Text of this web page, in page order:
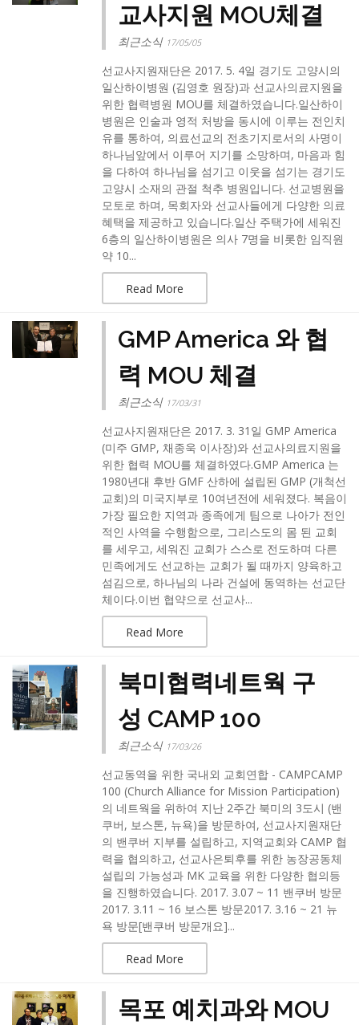
교사지원 MOU체결
최근소식 17/05/05
선교사지원재단은 2017. 5. 4일 경기도 고양시의
일산하이병원 (김영호 원장)과 선교사의료지원을
위한 협력병원 MOU를 체결하였습니다.일산하이
병원은 인술과 영적 처방을 동시에 이루는 전인치
유를 통하여, 의료선교의 전초기지로서의 사명이
하나님앞에서 이루어 지기를 소망하며, 마음과 힘
을 다하여 하나님을 섬기고 이웃을 섬기는 경기도
고양시 소재의 관절 척추 병원입니다. 선교병원을
모토로 하며, 목회자와 선교사들에게 다양한 의료
혜택을 제공하고 있습니다.일산 주택가에 세워진
6층의 일산하이병원은 의사 7명을 비롯한 임직원
약 10...
Read More
GMP America 와 협
력 MOU 체결
최근소식 17/03/31
선교사지원재단은 2017. 3. 31일 GMP America
(미주 GMP, 채종욱 이사장)와 선교사의료지원을
위한 협력 MOU를 체결하였다.GMP America 는
1980년대 후반 GMF 산하에 설립된 GMP (개척선
교회)의 미국지부로 10여년전에 세워졌다. 복음이
가장 필요한 지역과 종족에게 팀으로 나아가 전인
적인 사역을 수행함으로, 그리스도의 몸 된 교회
를 세우고, 세워진 교회가 스스로 전도하며 다른
민족에게도 선교하는 교회가 될 때까지 양육하고
섬김으로, 하나님의 나라 건설에 동역하는 선교단
체이다.이번 협약으로 선교사...
Read More
북미협력네트웍 구
성 CAMP 100
최근소식 17/03/26
선교동역을 위한 국내외 교회연합 - CAMPCAMP
100 (Church Alliance for Mission Participation)
의 네트웍을 위하여 지난 2주간 북미의 3도시 (밴
쿠버, 보스톤, 뉴욕)을 방문하여, 선교사지원재단
의 밴쿠버 지부를 설립하고, 지역교회와 CAMP 협
력을 협의하고, 선교사은퇴후를 위한 농장공동체
설립의 가능성과 MK 교육을 위한 다양한 협의등
을 진행하였습니다. 2017. 3.07 ~ 11 밴쿠버 방문
2017. 3.11 ~ 16 보스톤 방문2017. 3.16 ~ 21 뉴
욕 방문[밴쿠버 방문개요]...
Read More
목포 예치과와 MOU